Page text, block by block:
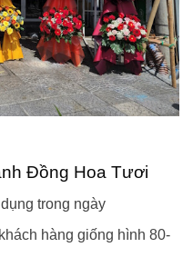
Đồng Hoa Tươi
trong ngày
hàng giống hình 80-